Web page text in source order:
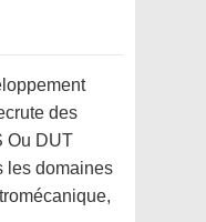
des
Ou DUT
les domaines